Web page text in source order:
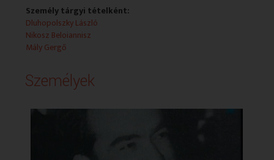
Személy tárgyi tételként:
Dluhopolszky László
Nikosz Beloiannisz
Mály Gergő
Személyek